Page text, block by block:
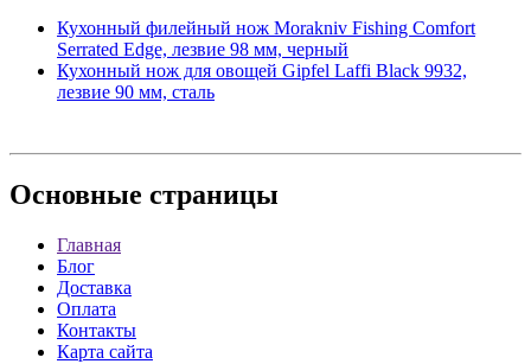
Кухонный филейный нож Morakniv Fishing Comfort
Serrated Edge, лезвие 98 мм, черный
Кухонный нож для овощей Gipfel Laffi Black 9932,
лезвие 90 мм, сталь
Основные страницы
Главная
Блог
Доставка
Оплата
Контакты
Карта сайта